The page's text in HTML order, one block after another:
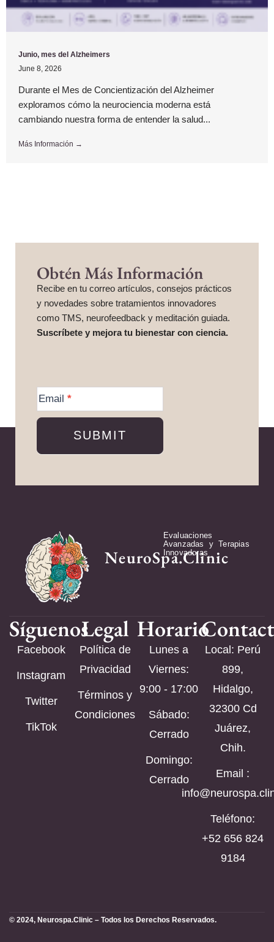
Junio, mes del Alzheimers
June 8, 2026
Durante el Mes de Concientización del Alzheimer
exploramos cómo la neurociencia moderna está
cambiando nuestra forma de entender la salud...
Más Información →
Obtén Más Información
Recibe en tu correo artículos, consejos prácticos
y novedades sobre tratamientos innovadores
como TMS, neurofeedback y meditación guiada.
Suscríbete y mejora tu bienestar con ciencia.
Information
Email *
SUBMIT
NeuroSpa.Clinic
Evaluaciones
Avanzadas y Terapias
Innovadoras
Síguenos
Facebook
Instagram
Twitter
TikTok
Legal
Política de
Privacidad
Términos y
Condiciones
Horario
Lunes a
Viernes:
9:00 - 17:00
Sábado:
Cerrado
Domingo:
Cerrado
Local: Perú
899,
Hidalgo,
32300 Cd
Juárez,
Chih.
Email :
Teléfono:
‪+52 656 824
9184‬
© 2024, Neurospa.Clinic – Todos los Derechos Reservados.